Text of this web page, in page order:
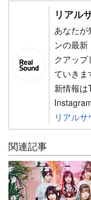
リアル
あなた
ンの最
クアップ
ていき
新情報
リアル
関連記事